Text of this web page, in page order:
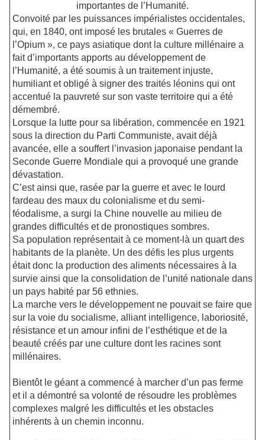
importantes de l’Humanité.
Convoité par les puissances impérialistes occidentales,
qui, en 1840, ont imposé les brutales « Guerres de
l’Opium », ce pays asiatique dont la culture millénaire a
fait d’importants apports au développement de
l’Humanité, a été soumis à un traitement injuste,
humiliant et obligé à signer des traités léonins qui ont
accentué la pauvreté sur son vaste territoire qui a été
démembré.
Lorsque la lutte pour sa libération, commencée en 1921
sous la direction du Parti Communiste, avait déjà
avancée, elle a souffert l’invasion japonaise pendant la
Seconde Guerre Mondiale qui a provoqué une grande
dévastation.
C’est ainsi que, rasée par la guerre et avec le lourd
fardeau des maux du colonialisme et du semi-
féodalisme, a surgi la Chine nouvelle au milieu de
grandes difficultés et de pronostiques sombres.
Sa population représentait à ce moment-là un quart des
habitants de la planète. Un des défis les plus urgents
était donc la production des aliments nécessaires à la
survie ainsi que la consolidation de l’unité nationale dans
un pays habité par 56 ethnies.
La marche vers le développement ne pouvait se faire que
sur la voie du socialisme, alliant intelligence, laboriosité,
résistance et un amour infini de l’esthétique et de la
beauté créés par une culture dont les racines sont
millénaires.
Bientôt le géant a commencé à marcher d’un pas ferme
et il a démontré sa volonté de résoudre les problèmes
complexes malgré les difficultés et les obstacles
inhérents à un chemin inconnu.